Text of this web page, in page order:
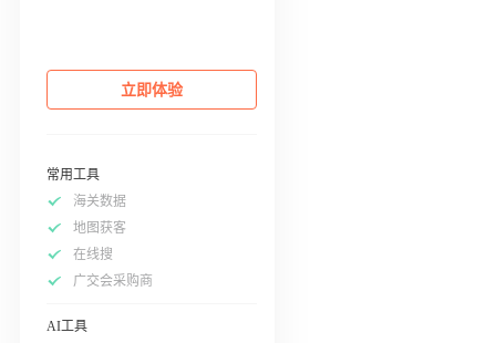
立即体验
常用工具
海关数据
地图获客
在线搜
广交会采购商
AI工具